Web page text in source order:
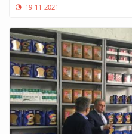
19-11-2021